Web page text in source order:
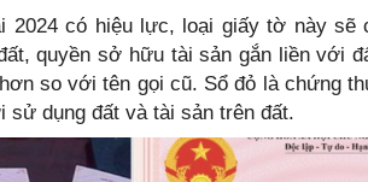
2024 có hiệu lực, loại giấy tờ này sẽ
quyền sở hữu tài sản gắn liền với
so với tên gọi cũ. Sổ đỏ là chứng
dụng đất và tài sản trên đất.